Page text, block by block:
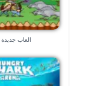
العاب جديدة